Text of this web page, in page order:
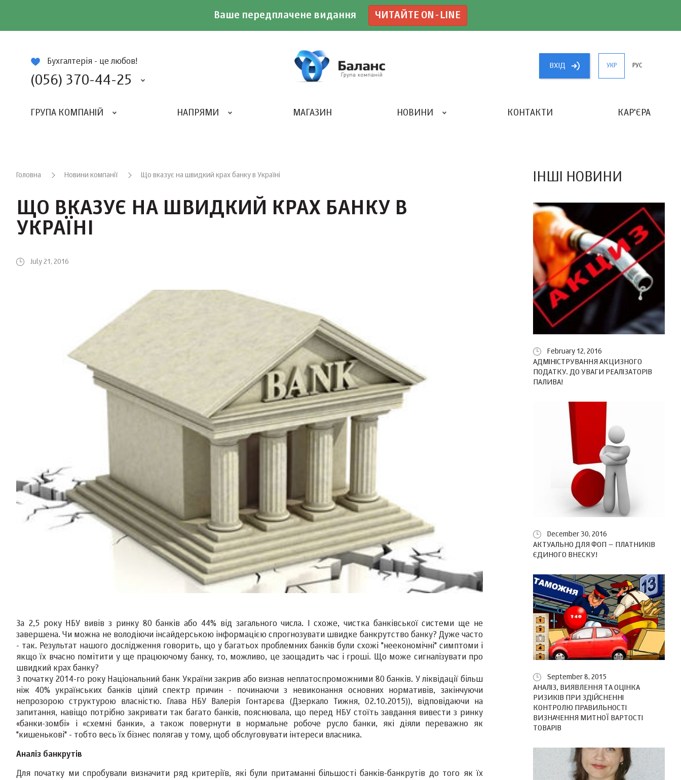
Ваше передплачене видання ЧИТАЙТЕ ON-LINE
Бухгалтерія - це любов!
(056) 370-44-25
ВХIД УКР РУС
ГРУПА КОМПАНІЙ НАПРЯМИ МАГАЗИН НОВИНИ КОНТАКТИ КАР'ЄРА
Головна Новини компанії Що вказує на швидкий крах банку в Україні
ЩО ВКАЗУЄ НА ШВИДКИЙ КРАХ БАНКУ В
УКРАЇНІ
July 21, 2016
За 2,5 року НБУ вивів з ринку 80 банків або 44% від загального числа. І схоже, чистка банківської системи ще не
завершена. Чи можна не володіючи інсайдерською інформацією спрогнозувати швидке банкрутство банку? Дуже часто
- так. Результат нашого дослідження говорить, що у багатьох проблемних банків були схожі "неекономічні" симптоми і
якщо їх вчасно помітити у ще працюючому банку, то, можливо, це заощадить час і гроші. Що може сигналізувати про
швидкий крах банку?
З початку 2014-го року Національний банк України закрив або визнав неплатоспроможними 80 банків. У ліквідації більш
ніж 40% українських банків цілий спектр причин - починаючи з невиконання основних нормативів, закінчуючи
непрозорою структурою власністю. Глава НБУ Валерія Гонтарєва (Дзеркало Тижня, 02.10.2015)), відповідаючи на
запитання, навіщо потрібно закривати так багато банків, пояснювала, що перед НБУ стоїть завдання вивести з ринку
«банки-зомбі» і «схемні банки», а також повернути в нормальне робоче русло банки, які діяли переважно як
"кишенькові" - тобто весь їх бізнес полягав у тому, щоб обслуговувати інтереси власника.
Аналіз банкрутів
Для початку ми спробували визначити ряд критеріїв, які були притаманні більшості банків-банкрутів до того як їх
ІНШІ НОВИНИ
February 12, 2016
АДМІНІСТРУВАННЯ АКЦИЗНОГО
ПОДАТКУ. ДО УВАГИ РЕАЛІЗАТОРІВ
ПАЛИВА!
December 30, 2016
АКТУАЛЬНО ДЛЯ ФОП – ПЛАТНИКІВ
ЄДИНОГО ВНЕСКУ!
September 8, 2015
АНАЛІЗ, ВИЯВЛЕННЯ ТА ОЦІНКА
РИЗИКІВ ПРИ ЗДІЙСНЕННІ
КОНТРОЛЮ ПРАВИЛЬНОСТІ
ВИЗНАЧЕННЯ МИТНОЇ ВАРТОСТІ
ТОВАРІВ